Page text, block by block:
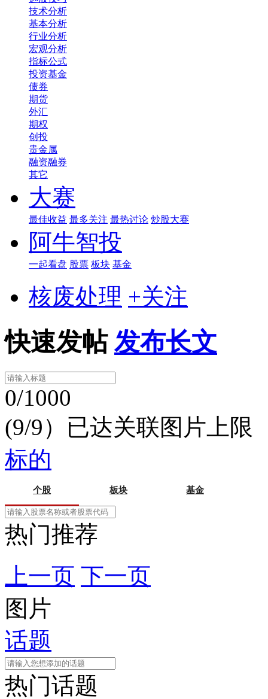
技术分析
基本分析
行业分析
宏观分析
指标公式
投资基金
债券
期货
外汇
期权
创投
贵金属
融资融券
其它
大赛
最佳收益 最多关注 最热讨论 炒股大赛
阿牛智投
一起看盘 股票 板块 基金
核废处理 +关注
快速发帖 发布长文
0/1000
(9/9）已达关联图片上限
标的
个股 板块 基金
热门推荐
上一页 下一页
图片
话题
热门话题